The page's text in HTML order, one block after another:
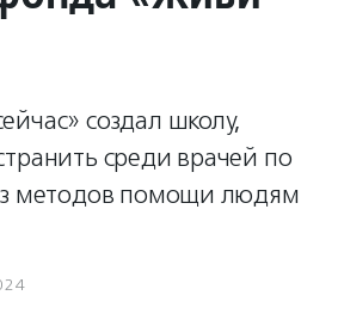
создал школу,
среди врачей по
методов помощи людям